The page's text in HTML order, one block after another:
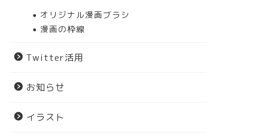
オリジナル漫画ブラシ
漫画の枠線
Twitter活用
お知らせ
イラスト